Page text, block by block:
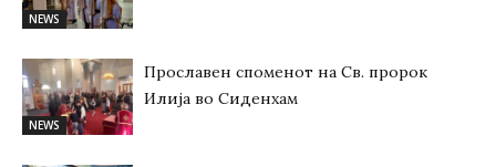
NEWS
NEWS
Прославен споменот на Св. пророк
Илија во Сиденхам